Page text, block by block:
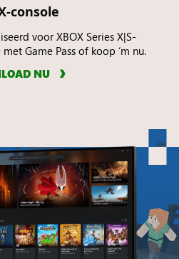
console
voor XBOX Series X|S-
Game Pass of koop ‘m nu.
NU